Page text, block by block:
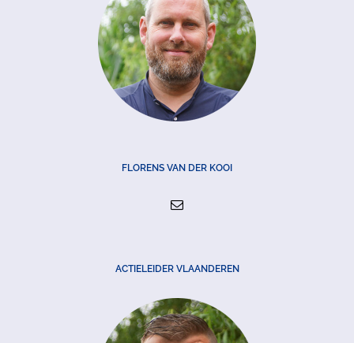
FLORENS VAN DER KOOI
ACTIELEIDER VLAANDEREN